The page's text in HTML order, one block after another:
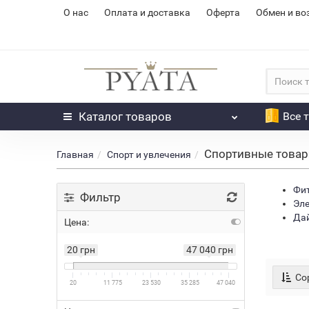
О нас Оплата и доставка Оферта Обмен и
Каталог товаров Все
Главная Спорт и увлечения Спортивные
Фильтр
Цена:
20 грн 47 040 грн
20 11 775 23 530 35 285 47 040